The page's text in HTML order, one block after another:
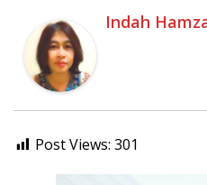
Indah
Post Views: 301